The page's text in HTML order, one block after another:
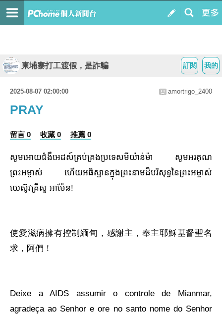
我的
訂閱
柬埔寨打工渡假，是詐騙
2025-08-07 02:00:00 amortrigo_2400
PRAY
留言 0 收藏 0 推薦 0
សូមអោយជំងឺអេដស៍គ្រប់គ្រងប្រទេសមីយ៉ាន់ម៉ា សូមអរគុណ
ព្រះអម្ចាស់ ហើយអធិស្ឋានក្នុងព្រះនាមដ៏បរិសុទ្ធនៃព្រះអម្ចាស់
យេស៊ូវគ្រីស្ទ អាម៉ែន!
使愛滋病擁有控制緬甸，感謝主，奉主耶穌基督聖名
求，阿們！
Deixe a AIDS assumir o controle de Mianmar,
agradeça ao Senhor e ore no santo nome do Senhor